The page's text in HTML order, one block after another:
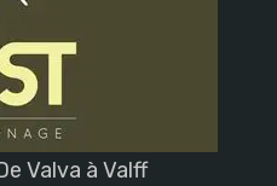
Valva à Valff